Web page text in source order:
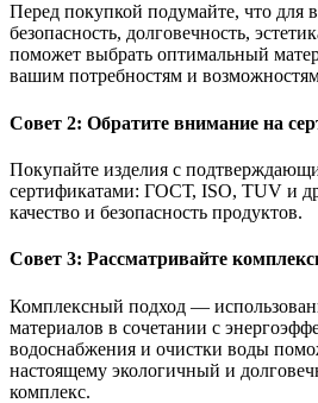
Перед покупкой подумайте, что для
безопасность, долговечность,
поможет выбрать оптимальный
вашим потребностям и
Совет 2: Обратите внимание на
Покупайте изделия с
сертификатами: ГОСТ, ISO, TUV и
качество и безопасность продуктов.
Совет 3: Рассматривайте
Комплексный подход —
материалов в сочетании с
водоснабжения и очистки воды
настоящему экологичный и
комплекс.